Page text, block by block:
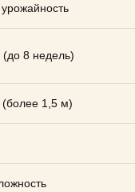
(до 8 недель)
1,5 м)